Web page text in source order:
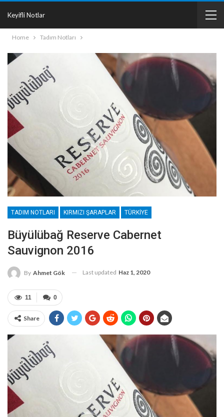
Keyifli Notlar
Home Tadım Notları
TADIM NOTLARI KIRMIZI ŞARAPLAR TÜRKIYE
Büyülübağ Reserve Cabernet
Sauvignon 2016
By Ahmet Gök Last updated Haz 1, 2020
0
11
Share